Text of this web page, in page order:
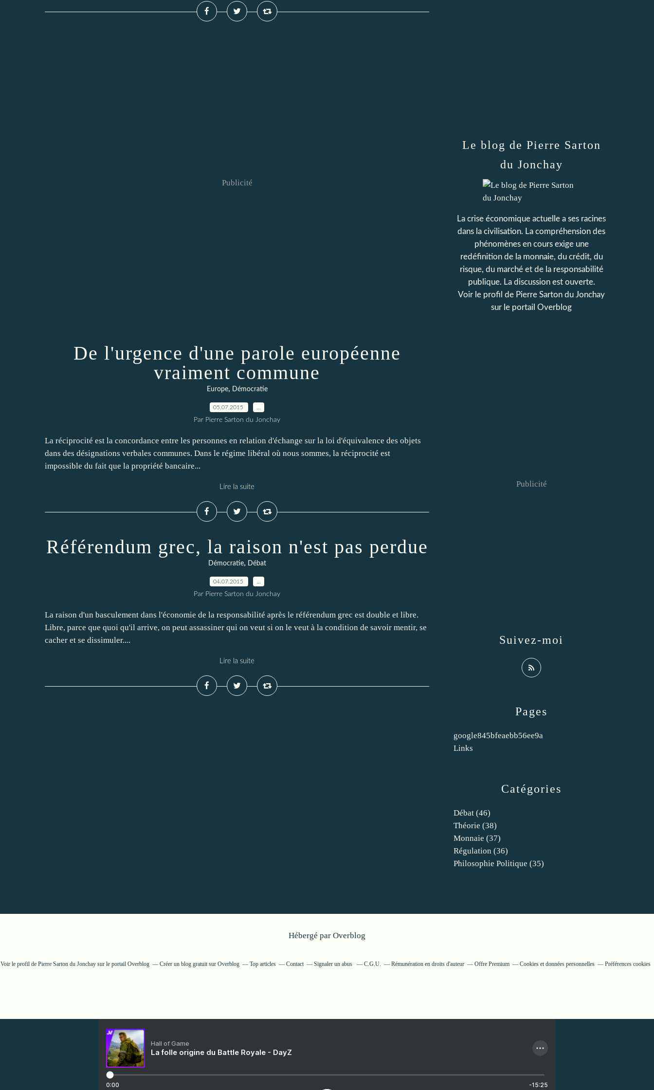
Publicité
De l'urgence d'une parole européenne
vraiment commune
Europe, Démocratie
05.07.2015
Par Pierre Sarton du Jonchay
La réciprocité est la concordance entre les personnes en relation d'échange sur la loi d'équivalence des objets
dans des désignations verbales communes. Dans le régime libéral où nous sommes, la réciprocité est
impossible du fait que la propriété bancaire...
Lire la suite
Référendum grec, la raison n'est pas perdue
Démocratie, Débat
04.07.2015
Par Pierre Sarton du Jonchay
La raison d'un basculement dans l'économie de la responsabilité après le référendum grec est double et libre.
Libre, parce que quoi qu'il arrive, on peut assassiner qui on veut si on le veut à la condition de savoir mentir, se
cacher et se dissimuler....
Lire la suite
Catégories
Débat (46)
Théorie (38)
Monnaie (37)
Régulation (36)
Philosophie Politique (35)
Pages
google845bfeaebb56ee9a
Links
Le blog de Pierre Sarton
du Jonchay
La crise économique actuelle a ses racines
dans la civilisation. La compréhension des
phénomènes en cours exige une
redéfinition de la monnaie, du crédit, du
risque, du marché et de la responsabilité
publique. La discussion est ouverte.
Voir le profil de Pierre Sarton du Jonchay
sur le portail Overblog
Suivez-moi
Publicité
Hébergé par Overblog
Voir le profil de Pierre Sarton du Jonchay sur le portail Overblog Créer un blog gratuit sur Overblog Top articles Contact Signaler un abus C.G.U. Rémunération en droits d'auteur Offre Premium Cookies et données personnelles Préférences cookies
Hall of Game
La folle origine du Battle Royale - DayZ
0:00 -15:25